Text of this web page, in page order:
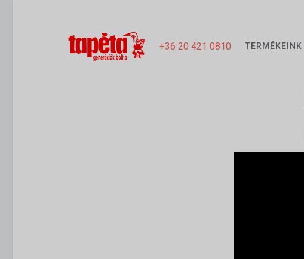
+36 20 421 0810 TERMÉKEINK